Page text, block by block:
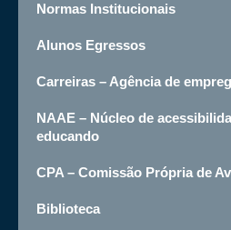
Normas Institucionais
Alunos Egressos
Carreiras – Agência de
NAAE – Núcleo de
educando
CPA – Comissão Própria de
Biblioteca